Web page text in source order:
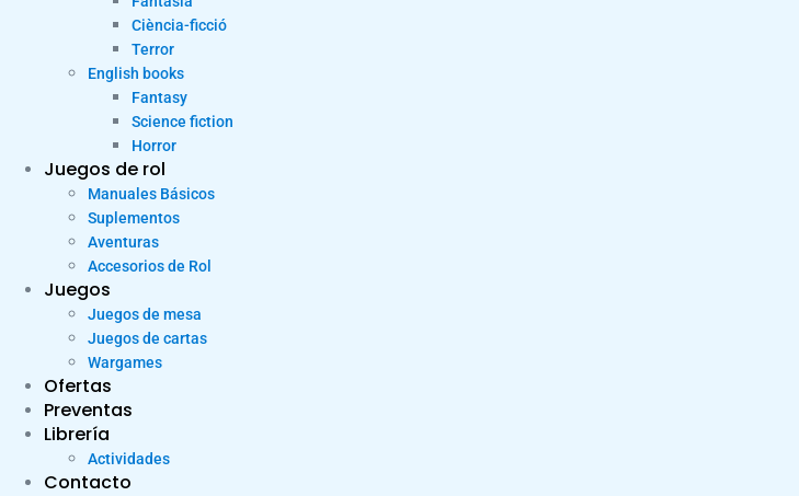
Ciència-ficció
Terror
English books
Fantasy
Science fiction
Horror
Juegos de rol
Manuales Básicos
Suplementos
Aventuras
Accesorios de Rol
Juegos
Juegos de mesa
Juegos de cartas
Wargames
Ofertas
Preventas
Librería
Actividades
Contacto